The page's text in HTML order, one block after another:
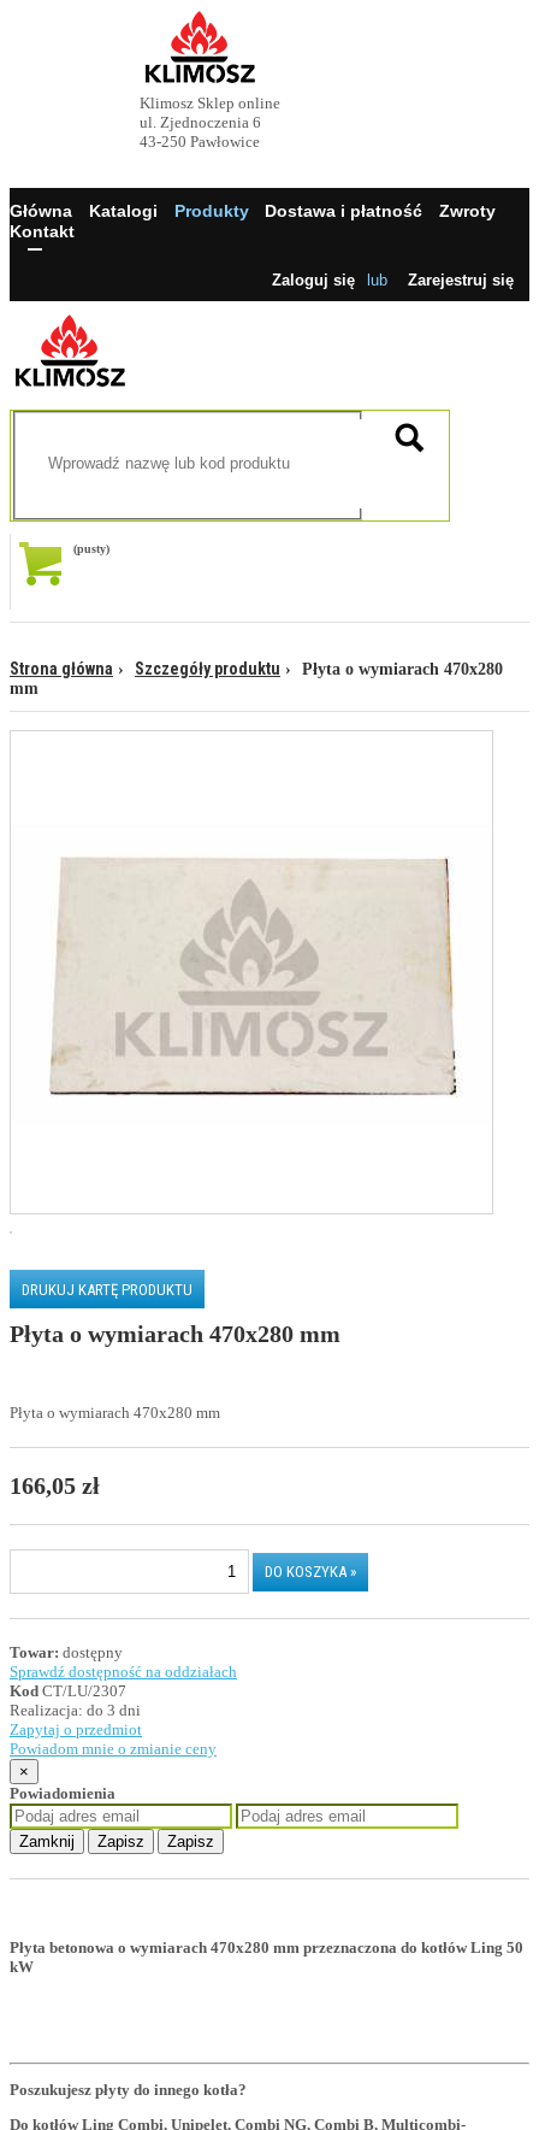
Klimosz Sklep online
ul. Zjednoczenia 6
43-250 Pawłowice
Główna Katalogi Produkty Dostawa i płatność
Zwroty
Kontakt
Zaloguj się lub Zarejestruj się
(pusty)
Strona główna Szczegóły produktu
Płyta o wymiarach 470x280
mm
DRUKUJ KARTĘ PRODUKTU
Płyta o wymiarach 470x280 mm
Płyta o wymiarach 470x280 mm
166,05 zł
Towar: dostępny
Sprawdź dostępność na oddziałach
Kod CT/LU/2307
Realizacja: do 3 dni
Zapytaj o przedmiot
Powiadom mnie o zmianie ceny
×
Powiadomienia
Zamknij Zapisz Zapisz
Płyta betonowa o wymiarach 470x280 mm przeznaczona do kotłów Ling 50
kW
Poszukujesz płyty do innego kotła?
Do kotłów Ling Combi, Unipelet, Combi NG, Combi B, Multicombi-